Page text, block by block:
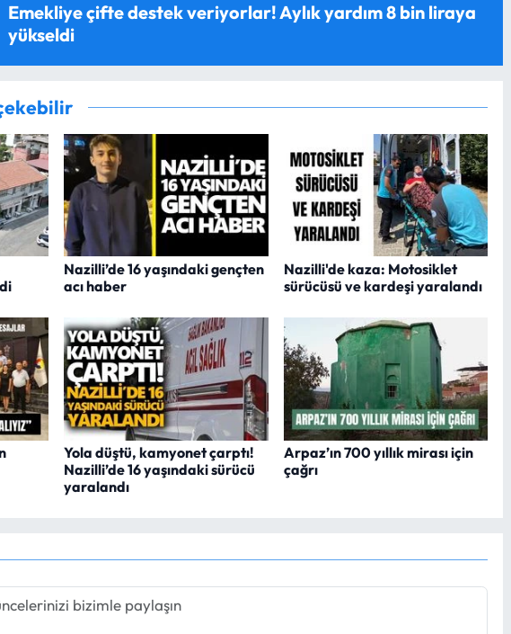
Emekliye çifte destek veriyorlar! Aylık yardım 8 bin liraya
yükseldi
Nazilli’de 16 yaşındaki gençten
acı haber
Nazilli'de kaza: Motosiklet
sürücüsü ve kardeşi yaralandı
Yola düştü, kamyonet çarptı!
Nazilli’de 16 yaşındaki sürücü
yaralandı
Arpaz’ın 700 yıllık mirası için
çağrı